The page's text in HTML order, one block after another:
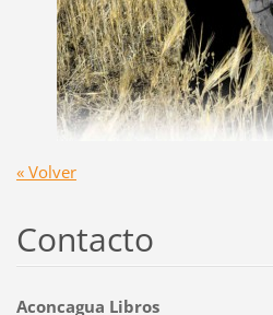
« Volver
Contacto
Aconcagua Libros